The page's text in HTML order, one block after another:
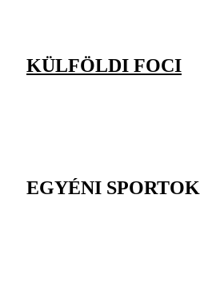
KÜLFÖLDI FOCI
EGYÉNI SPORTOK